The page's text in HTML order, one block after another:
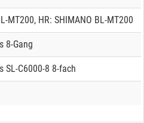
MT200, HR: SHIMANO BL-MT200
8-Gang
SL-C6000-8 8-fach